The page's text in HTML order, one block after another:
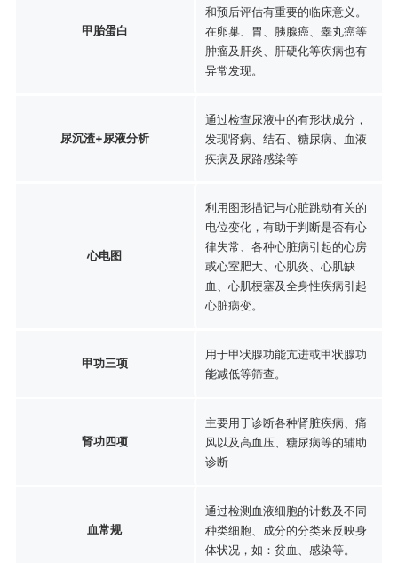
甲胎蛋白
和预后评估有重要的临床意义。
在卵巢、胃、胰腺癌、睾丸癌等
肿瘤及肝炎、肝硬化等疾病也有
异常发现。
尿沉渣+尿液分析
通过检查尿液中的有形状成分，
发现肾病、结石、糖尿病、血液
疾病及尿路感染等
心电图
利用图形描记与心脏跳动有关的
电位变化，有助于判断是否有心
律失常、各种心脏病引起的心房
或心室肥大、心肌炎、心肌缺
血、心肌梗塞及全身性疾病引起
心脏病变。
甲功三项
用于甲状腺功能亢进或甲状腺功
能减低等筛查。
肾功四项
主要用于诊断各种肾脏疾病、痛
风以及高血压、糖尿病等的辅助
诊断
血常规
通过检测血液细胞的计数及不同
种类细胞、成分的分类来反映身
体状况，如：贫血、感染等。